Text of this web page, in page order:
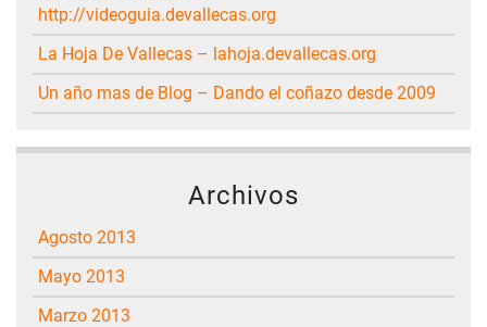
http://videoguia.devallecas.org
La Hoja De Vallecas – lahoja.devallecas.org
Un año mas de Blog – Dando el coñazo desde 2009
Archivos
agosto 2013
mayo 2013
marzo 2013